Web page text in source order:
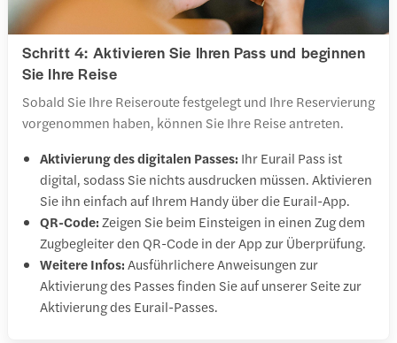
Schritt 4: Aktivieren Sie Ihren Pass und beginnen
Sie Ihre Reise
Sobald Sie Ihre Reiseroute festgelegt und Ihre Reservierung
vorgenommen haben, können Sie Ihre Reise antreten.
Aktivierung des digitalen Passes: Ihr Eurail Pass ist
digital, sodass Sie nichts ausdrucken müssen. Aktivieren
Sie ihn einfach auf Ihrem Handy über die Eurail-App.
QR-Code: Zeigen Sie beim Einsteigen in einen Zug dem
Zugbegleiter den QR-Code in der App zur Überprüfung.
Weitere Infos:Ausführlichere Anweisungen zur
Aktivierung des Passes finden Sie auf unserer Seite zur
Aktivierung des Eurail-Passes.